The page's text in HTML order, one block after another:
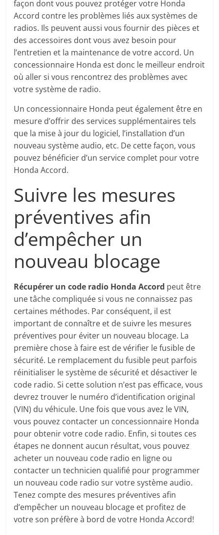
façon dont vous pouvez protéger votre Honda
Accord contre les problèmes liés aux systèmes de
radios. Ils peuvent aussi vous fournir des pièces et
des accessoires dont vous avez besoin pour
l’entretien et la maintenance de votre accord. Un
concessionnaire Honda est donc le meilleur endroit
où aller si vous rencontrez des problèmes avec
votre système de radio.
Un concessionnaire Honda peut également être en
mesure d’offrir des services supplémentaires tels
que la mise à jour du logiciel, l’installation d’un
nouveau système audio, etc. De cette façon, vous
pouvez bénéficier d’un service complet pour votre
Honda Accord.
Suivre les mesures
préventives afin
d’empêcher un
nouveau blocage
Récupérer un code radio Honda Accord peut être
une tâche compliquée si vous ne connaissez pas
certaines méthodes. Par conséquent, il est
important de connaître et de suivre les mesures
préventives pour éviter un nouveau blocage. La
première chose à faire est de vérifier le fusible de
sécurité. Le remplacement du fusible peut parfois
réinitialiser le système de sécurité et désactiver le
code radio. Si cette solution n’est pas efficace, vous
devrez trouver le numéro d’identification original
(VIN) du véhicule. Une fois que vous avez le VIN,
vous pouvez contacter un concessionnaire Honda
pour obtenir votre code radio. Enfin, si toutes ces
étapes ne donnent aucun résultat, vous pouvez
acheter un nouveau code radio en ligne ou
contacter un technicien qualifié pour programmer
un nouveau code radio sur votre système audio.
Tenez compte des mesures préventives afin
d’empêcher un nouveau blocage et profitez de
votre son préfère à bord de votre Honda Accord!